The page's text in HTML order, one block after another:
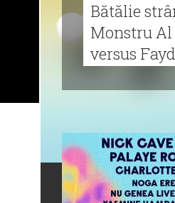
Bătălie
Monstru Al
versus
Cabron
Monstru al